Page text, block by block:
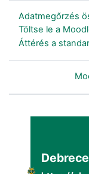
Adatmegőrzés
Töltse le a
Áttérés a